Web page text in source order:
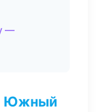
—
Южный